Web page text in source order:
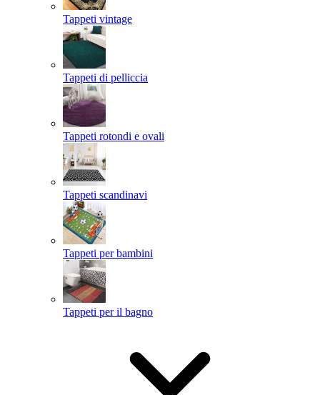
Tappeti vintage
Tappeti di pelliccia
Tappeti rotondi e ovali
Tappeti scandinavi
Tappeti per bambini
Tappeti per il bagno